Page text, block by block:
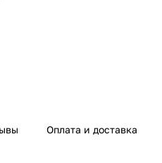
Оплата и доставка